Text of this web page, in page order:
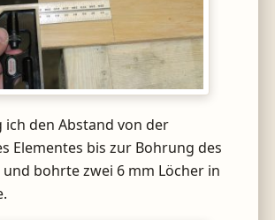
den Abstand von der
Elementes bis zur Bohrung des
bohrte zwei 6 mm Löcher in